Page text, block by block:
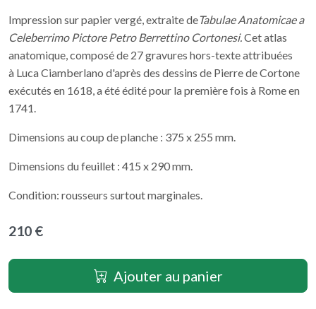
Impression sur papier vergé, extraite deTabulae Anatomicae a
Celeberrimo Pictore Petro Berrettino Cortonesi. Cet atlas
anatomique, composéde 27 gravures hors-texte attribuées
à Luca Ciamberlano d'après des dessins de Pierre de Cortone
exécutés en 1618, a été édité pour la première fois à Rome en
1741.
Dimensions au coup de planche : 375 x 255 mm.
Dimensions du feuillet : 415 x 290 mm.
Condition: rousseurs surtout marginales.
210 €
Ajouter au panier